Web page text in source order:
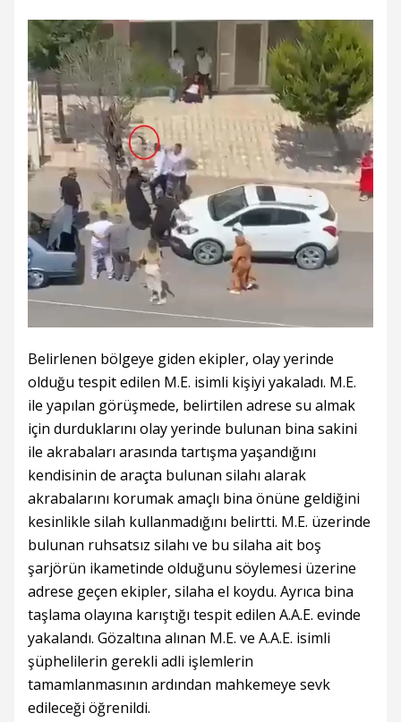
Belirlenen bölgeye giden ekipler, olay yerinde
olduğu tespit edilen M.E. isimli kişiyi yakaladı. M.E.
ile yapılan görüşmede, belirtilen adrese su almak
için durduklarını olay yerinde bulunan bina sakini
ile akrabaları arasında tartışma yaşandığını
kendisinin de araçta bulunan silahı alarak
akrabalarını korumak amaçlı bina önüne geldiğini
kesinlikle silah kullanmadığını belirtti. M.E. üzerinde
bulunan ruhsatsız silahı ve bu silaha ait boş
şarjörün ikametinde olduğunu söylemesi üzerine
adrese geçen ekipler, silaha el koydu. Ayrıca bina
taşlama olayına karıştığı tespit edilen A.A.E. evinde
yakalandı. Gözaltına alınan M.E. ve A.A.E. isimli
şüphelilerin gerekli adli işlemlerin
tamamlanmasının ardından mahkemeye sevk
edileceği öğrenildi.